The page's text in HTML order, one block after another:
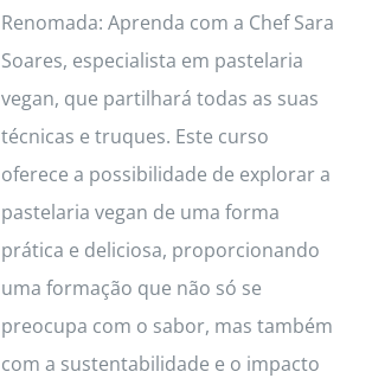
Renomada: Aprenda com a Chef Sara
Soares, especialista em pastelaria
vegan, que partilhará todas as suas
técnicas e truques. Este curso
oferece a possibilidade de explorar a
pastelaria vegan de uma forma
prática e deliciosa, proporcionando
uma formação que não só se
preocupa com o sabor, mas também
com a sustentabilidade e o impacto